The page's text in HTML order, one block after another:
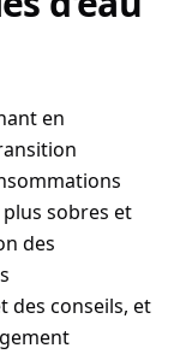
en
sobres et
des
des conseils, et